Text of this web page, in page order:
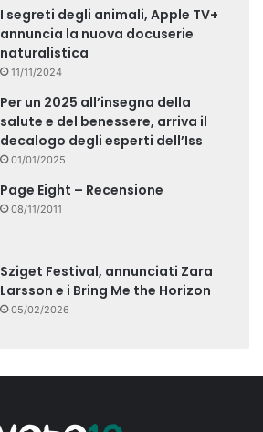
I segreti degli animali, Apple TV+
annuncia la nuova docuserie
naturalistica
11/11/2024
Per un 2025 all’insegna della
salute e del benessere, arriva il
decalogo degli esperti dell’Iss
01/01/2025
Page Eight – Recensione
08/11/2011
Sziget Festival, annunciati Zara
Larsson e i Bring Me the Horizon
05/02/2026